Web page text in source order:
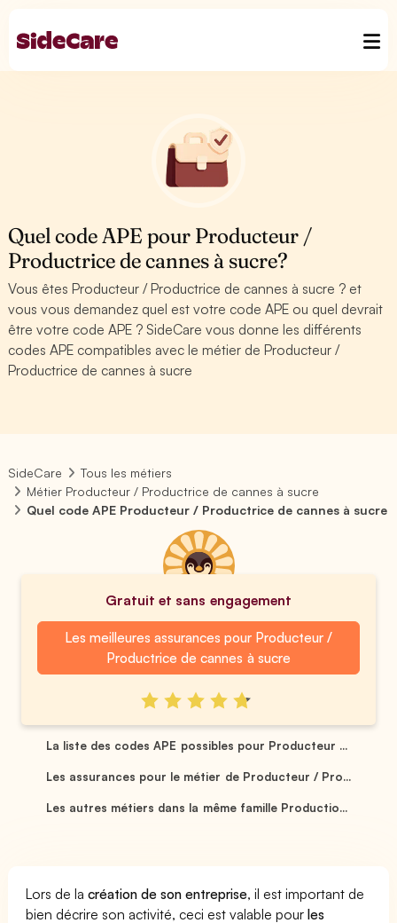
Quel code APE pour Producteur /
Productrice de cannes à sucre?
Vous êtes Producteur / Productrice de cannes à sucre ? et
vous vous demandez quel est votre code APE ou quel devrait
être votre code APE ? SideCare vous donne les différents
codes APE compatibles avec le métier de Producteur /
Productrice de cannes à sucre
SideCare
Tous les métiers
Métier Producteur / Productrice de cannes à sucre
Quel code APE Producteur / Productrice de cannes à sucre
Gratuit et sans engagement
Les meilleures assurances pour Producteur /
Productrice de cannes à sucre
La liste des codes APE possibles pour Producteur ...
Les assurances pour le métier de Producteur / Pro...
Les autres métiers dans la même famille Productio...
Lors de lacréation de son entreprise, il est important de
bien décrire son activité, ceci est valable pourles